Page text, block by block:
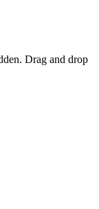
Drag and drop